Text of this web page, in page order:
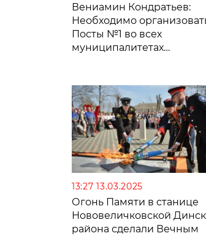
Вениамин Кондратьев:
Необходимо
Посты №1 во всех
муниципалитетах
13:27 13.03.2025
Огонь Памяти в станице
Нововеличковской
района сделали Вечным